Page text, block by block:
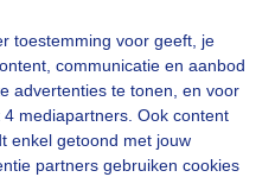
toestemming voor geeft, je
communicatie en aanbod
advertenties te tonen, en voor
mediapartners. Ook content
enkel getoond met jouw
partners gebruiken cookies